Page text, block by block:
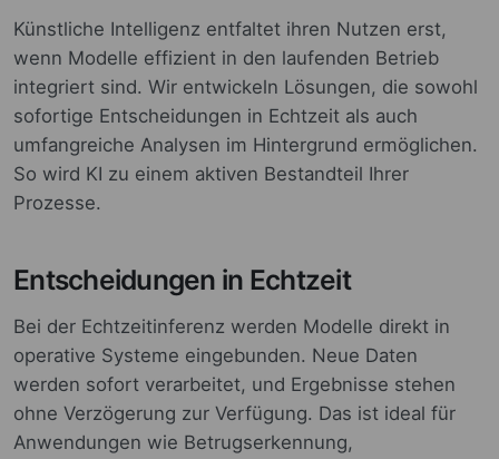
Künstliche Intelligenz entfaltet ihren Nutzen erst,
wenn Modelle effizient in den laufenden Betrieb
integriert sind. Wir entwickeln Lösungen, die sowohl
sofortige Entscheidungen in Echtzeit als auch
umfangreiche Analysen im Hintergrund ermöglichen.
So wird KI zu einem aktiven Bestandteil Ihrer
Prozesse.
Entscheidungen in Echtzeit
Bei der Echtzeitinferenz werden Modelle direkt in
operative Systeme eingebunden. Neue Daten
werden sofort verarbeitet, und Ergebnisse stehen
ohne Verzögerung zur Verfügung. Das ist ideal für
Anwendungen wie Betrugserkennung,